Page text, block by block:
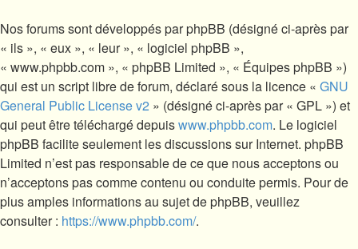
Nos forums sont développés par phpBB (désigné ci-après par
« ils », « eux », « leur », « logiciel phpBB »,
« www.phpbb.com », « phpBB Limited », « Équipes phpBB »)
qui est un script libre de forum, déclaré sous la licence « GNU
General Public License v2 » (désigné ci-après par « GPL ») et
qui peut être téléchargé depuiswww.phpbb.com. Le logiciel
phpBB facilite seulement les discussions sur Internet. phpBB
Limited n’est pas responsable de ce que nous acceptons ou
n’acceptons pas comme contenu ou conduite permis. Pour de
plus amples informations au sujet de phpBB, veuillez
consulter : https://www.phpbb.com/.